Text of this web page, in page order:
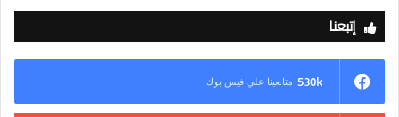
إتبعنا
530k متابعينا علي فيس بوك